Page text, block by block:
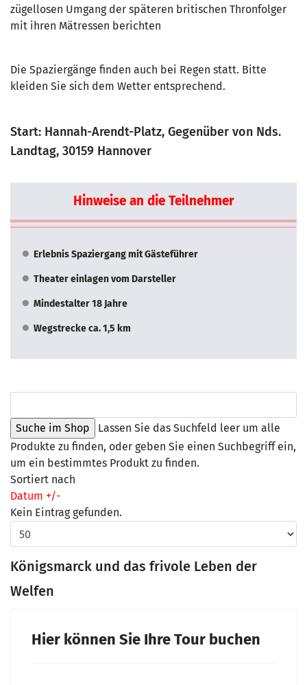
zügellosen Umgang der späteren britischen Thronfolger
mit ihren Mätressen berichten
Die Spaziergänge finden auch bei Regen statt. Bitte
kleiden Sie sich dem Wetter entsprechend.
Start: Hannah-Arendt-Platz, Gegenüber von Nds.
Landtag, 30159 Hannover
Hinweise an die Teilnehmer
Erlebnis Spaziergang mit Gästeführer
Theater einlagen vom Darsteller
Mindestalter 18 Jahre
Wegstrecke ca. 1,5 km
Lassen Sie das Suchfeld leer um alle
Produkte zu finden, oder geben Sie einen Suchbegriff ein,
um ein bestimmtes Produkt zu finden.
Sortiert nach
Datum +/-
Kein Eintrag gefunden.
Königsmarck und das frivole Leben der
Welfen
Hier können Sie Ihre Tour buchen